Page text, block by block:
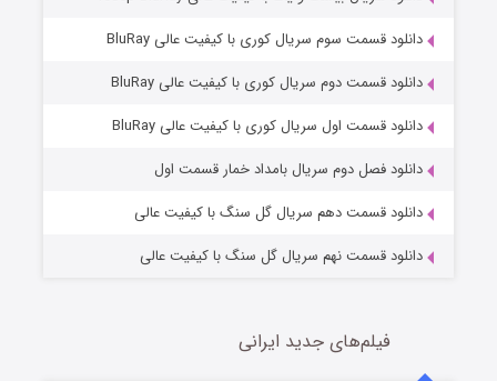
مردگان متحرک: شهر مرده ۳
قسمت2 (زیرنویس) منتشر شد
دانلود قسمت سوم سریال کوری با کیفیت عالی BluRay
دانلود قسمت دوم سریال کوری با کیفیت عالی BluRay
دانلود قسمت اول سریال کوری با کیفیت عالی BluRay
دانلود فصل دوم سریال بامداد خمار قسمت اول
دانلود قسمت دهم سریال گل سنگ با کیفیت عالی
دانلود قسمت نهم سریال گل سنگ با کیفیت عالی
فیلم‌های جدید ایرانی